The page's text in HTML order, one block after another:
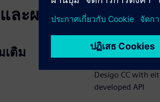
ละผลิตภัณฑ์ที่เกี่ยวข้
เติม เงื่อนไขเบื้อง
Desigo CC with
developed API